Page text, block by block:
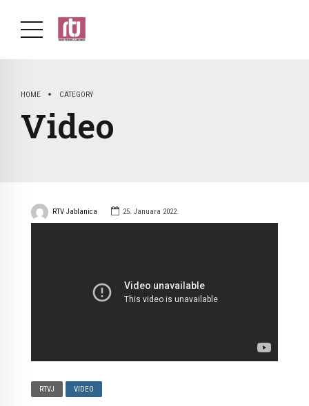
HOME CATEGORY
Video
RTV Jablanica 25. Januara 2022.
RTVJ VIDEO